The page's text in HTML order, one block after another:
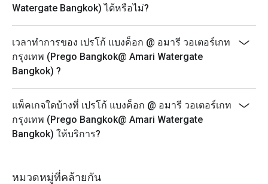
Watergate Bangkok) ได้หรือไม่?
เวลาทำการของ เปรโก้ แบงค็อก @ อมารี วอเตอร์เกท
กรุงเทพ (Prego Bangkok@ Amari Watergate
Bangkok) ?
แพ็คเกจใดบ้างที่ เปรโก้ แบงค็อก @ อมารี วอเตอร์เกท
กรุงเทพ (Prego Bangkok@ Amari Watergate
Bangkok) ให้บริการ?
หมวดหมู่ที่คล้ายกัน